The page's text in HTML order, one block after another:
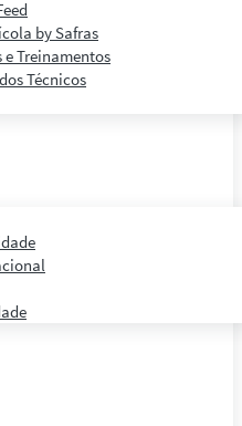
by Safras
e Treinamentos
Técnicos